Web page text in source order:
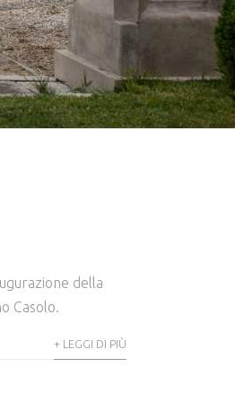
della
Casolo.
+ LEGGI DI PIÙ